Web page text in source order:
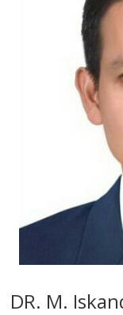
DR. M.